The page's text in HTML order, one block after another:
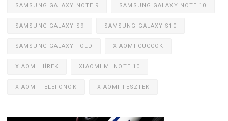
SAMSUNG GALAXY NOTE 9 SAMSUNG GALAXY NOTE 10
SAMSUNG GALAXY S9 SAMSUNG GALAXY S10
SAMSUNG GALAXY FOLD XIAOMI CUCCOK
XIAOMI HÍREK XIAOMI MI NOTE 10
XIAOMI TELEFONOK XIAOMI TESZTEK